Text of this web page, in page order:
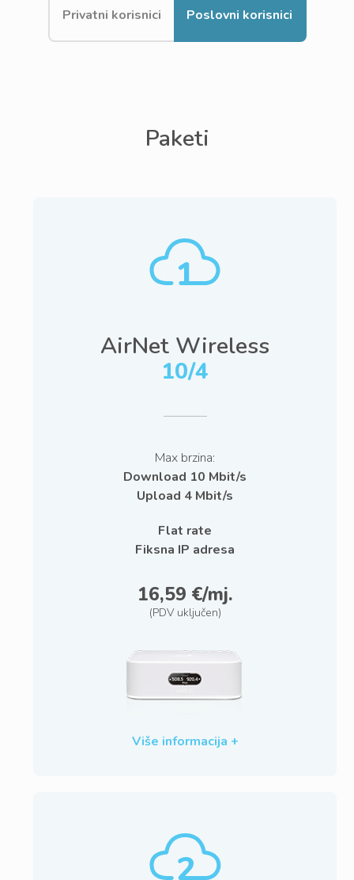
Privatni korisnici Poslovni korisnici
Paketi
AirNet Wireless
10/4
Max brzina:
Download 10 Mbit/s
Upload 4 Mbit/s
Flat rate
Fiksna IP adresa
16,59 €/mj.
(PDV uključen)
Više informacija +